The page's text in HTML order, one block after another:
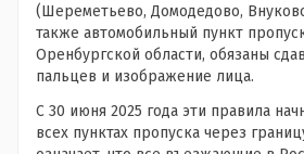
(Шереметьево, Домодедово,
также автомобильный пункт
Оренбургской области, обязаны
пальцев и изображение лица.
С 30 июня 2025 года эти правила
всех пунктах пропуска через